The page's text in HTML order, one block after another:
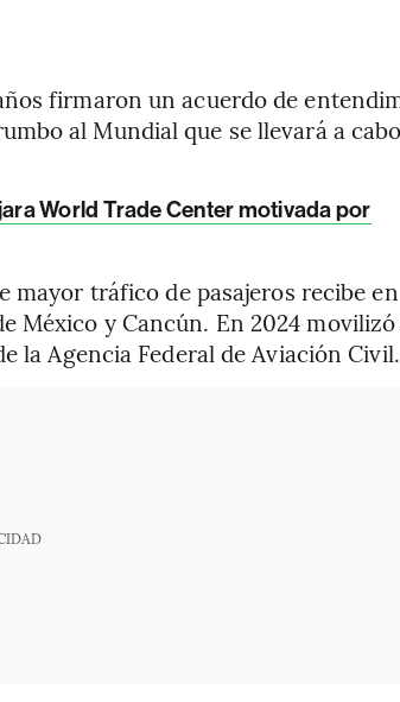
firmaron un acuerdo de
al Mundial que se llevará a
World Trade Center motivada por
mayor tráfico de pasajeros recibe en
México y Cancún. En 2024 movilizó
la Agencia Federal de Aviación Civil.